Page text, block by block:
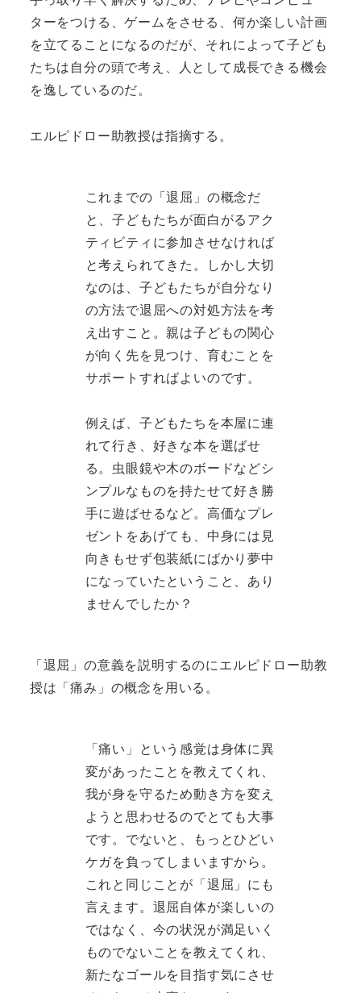
ターをつける、ゲームをさせる、何か楽しい計画
を立てることになるのだが、それによって子ども
たちは自分の頭で考え、人として成長できる機会
を逸しているのだ。
エルピドロー助教授は指摘する。
これまでの「退屈」の概念だ
と、子どもたちが面白がるアク
ティビティに参加させなければ
と考えられてきた。しかし大切
なのは、子どもたちが自分なり
の方法で退屈への対処方法を考
え出すこと。親は子どもの関心
が向く先を見つけ、育むことを
サポートすればよいのです。
例えば、子どもたちを本屋に連
れて行き、好きな本を選ばせ
る。虫眼鏡や木のボードなどシ
ンプルなものを持たせて好き勝
手に遊ばせるなど。高価なプレ
ゼントをあげても、中身には見
向きもせず包装紙にばかり夢中
になっていたということ、あり
ませんでしたか？
「退屈」の意義を説明するのにエルピドロー助教
授は「痛み」の概念を用いる。
「痛い」という感覚は身体に異
変があったことを教えてくれ、
我が身を守るため動き方を変え
ようと思わせるのでとても大事
です。でないと、もっとひどい
ケガを負ってしまいますから。
これと同じことが「退屈」にも
言えます。退屈自体が楽しいの
ではなく、今の状況が満足いく
ものでないことを教えてくれ、
新たなゴールを目指す気にさせ